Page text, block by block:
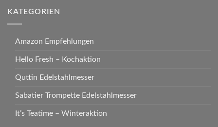
KATEGORIEN
Amazon Empfehlungen
Hello Fresh – Kochaktion
Quttin Edelstahlmesser
Sabatier Trompette Edelstahlmesser
It’s Teatime – Winteraktion